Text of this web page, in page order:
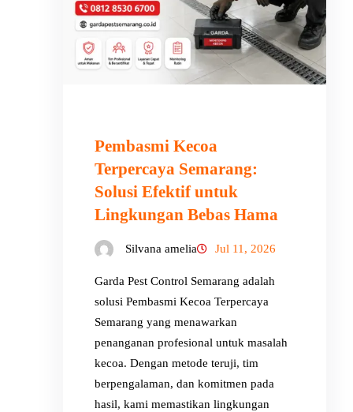
Pembasmi Kecoa
Terpercaya Semarang:
Solusi Efektif untuk
Lingkungan Bebas Hama
Silvana amelia Jul 11, 2026
Garda Pest Control Semarang adalah
solusi Pembasmi Kecoa Terpercaya
Semarang yang menawarkan
penanganan profesional untuk masalah
kecoa. Dengan metode teruji, tim
berpengalaman, dan komitmen pada
hasil, kami memastikan lingkungan